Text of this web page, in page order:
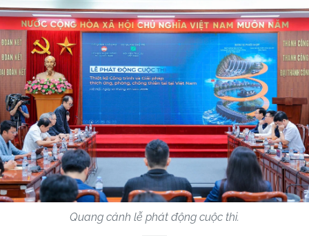
Quang cảnh lễ phát động cuộc thi.